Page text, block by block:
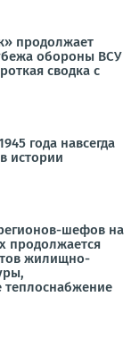
продолжает
обороны ВСУ
сводка с
года навсегда
истории
шефов на
продолжается
жилищно-
теплоснабжение